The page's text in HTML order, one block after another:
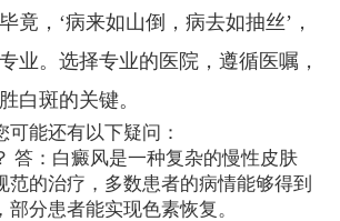
竟，‘病来如山倒，病去如抽丝’，
业。选择专业的医院，遵循医嘱，
白斑的关键。
可能还有以下疑问：
答：白癜风是一种复杂的慢性皮肤
范的治疗，多数患者的病情能够得到
分患者能实现色素恢复。